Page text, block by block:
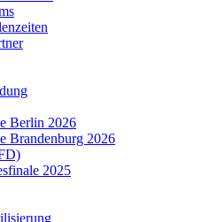
Berlin 2026
Brandenburg 2026
2025